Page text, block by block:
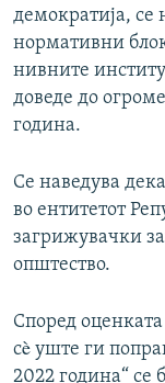
демократија, се
нормативни
нивните
доведе до
година.
Се наведува
во ентитетот
загрижувачки
општество.
Според
сè уште ги
2022 година“ се